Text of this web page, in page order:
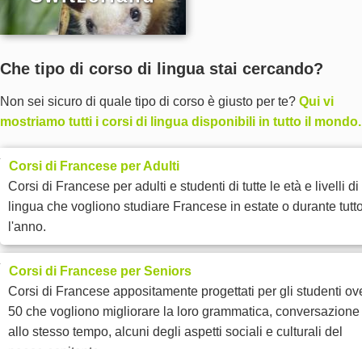
Che tipo di corso di lingua stai cercando?
Non sei sicuro di quale tipo di corso è giusto per te? Qui vi
mostriamo tutti i corsi di lingua disponibili in tutto il mondo.
Corsi di Francese per Adulti
Corsi di Francese per adulti e studenti di tutte le età e livelli di
lingua che vogliono studiare Francese in estate o durante
l'anno.
Corsi di Francese per Seniors
Corsi di Francese appositamente progettati per gli studenti
50 che vogliono migliorare la loro grammatica, conversazione
allo stesso tempo, alcuni degli aspetti sociali e culturali del